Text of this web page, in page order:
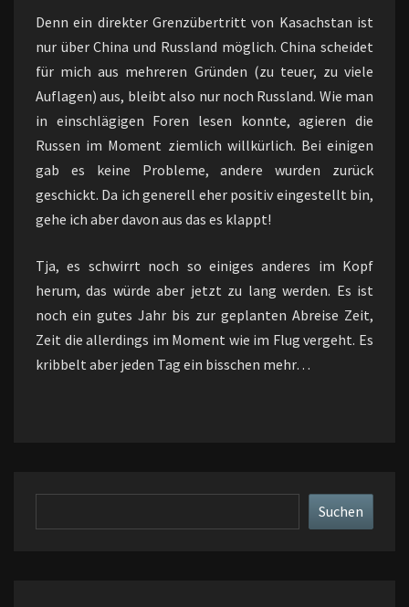
Denn ein direkter Grenzübertritt von Kasachstan ist
nur über China und Russland möglich. China scheidet
für mich aus mehreren Gründen (zu teuer, zu viele
Auflagen) aus, bleibt also nur noch Russland. Wie man
in einschlägigen Foren lesen konnte, agieren die
Russen im Moment ziemlich willkürlich. Bei einigen
gab es keine Probleme, andere wurden zurück
geschickt. Da ich generell eher positiv eingestellt bin,
gehe ich aber davon aus das es klappt!
Tja, es schwirrt noch so einiges anderes im Kopf
herum, das würde aber jetzt zu lang werden. Es ist
noch ein gutes Jahr bis zur geplanten Abreise Zeit,
Zeit die allerdings im Moment wie im Flug vergeht. Es
kribbelt aber jeden Tag ein bisschen mehr…
Suchen